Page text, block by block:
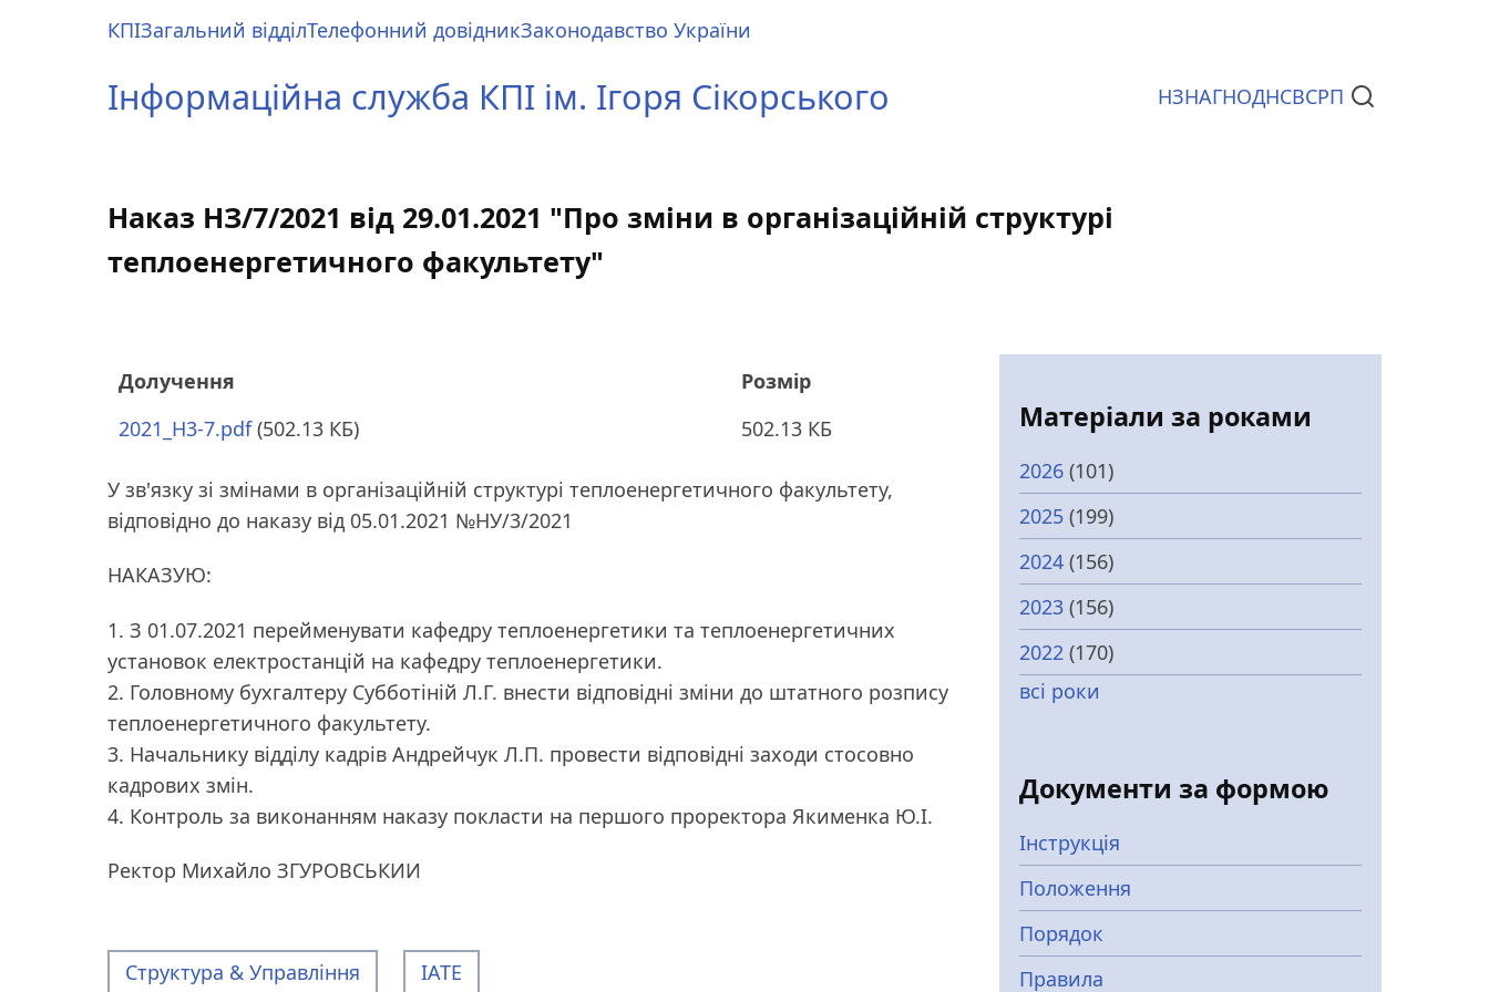
menu
КПІЗагальний відділТелефонний довідникЗаконодавство України
Інформаційна служба КПІ ім. Ігоря Сікорського Документи
НЗНАГНОДНСВСРП
Наказ НЗ/7/2021 від 29.01.2021 "Про зміни в організаційній структурі
теплоенергетичного факультету"
Долучення
Розмір
2021_H3-7.pdf (502.13 КБ) 502.13 КБ
У зв'язку зі змінами в організаційній структурі теплоенергетичного факультету,
відповідно до наказу від 05.01.2021 №НУ/3/2021
НАКАЗУЮ:
1. З 01.07.2021 перейменувати кафедру теплоенергетики та теплоенергетичних
установок електростанцій на кафедру теплоенергетики.
2. Головному бухгалтеру Субботіній Л.Г. внести відповідні зміни до штатного розпису
теплоенергетичного факультету.
3. Начальнику відділу кадрів Андрейчук Л.П. провести відповідні заходи стосовно
кадрових змін.
4. Контроль за виконанням наказу покласти на першого проректора Якименка Ю.І.
Ректор Михайло ЗГУРОВСЬКИИ
Структура & Управління ІАТЕ
Матеріали за роками
2026 (101)
2025 (199)
2024 (156)
2023 (156)
2022 (170)
всі роки
Документи за формою
Інструкція
Положення
Порядок
Правила